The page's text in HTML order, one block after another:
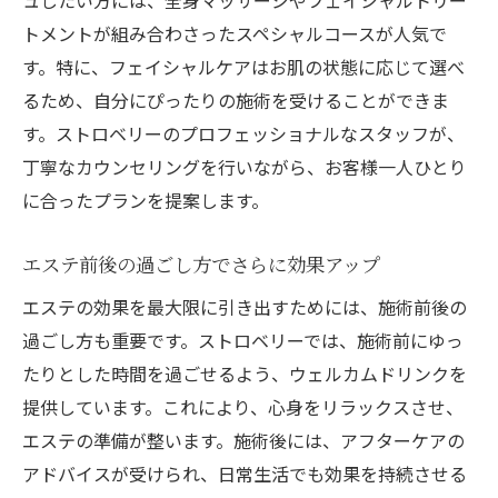
トメントが組み合わさったスペシャルコースが人気で
す。特に、フェイシャルケアはお肌の状態に応じて選べ
るため、自分にぴったりの施術を受けることができま
す。ストロベリーのプロフェッショナルなスタッフが、
丁寧なカウンセリングを行いながら、お客様一人ひとり
に合ったプランを提案します。
エステ前後の過ごし方でさらに効果アップ
エステの効果を最大限に引き出すためには、施術前後の
過ごし方も重要です。ストロベリーでは、施術前にゆっ
たりとした時間を過ごせるよう、ウェルカムドリンクを
提供しています。これにより、心身をリラックスさせ、
エステの準備が整います。施術後には、アフターケアの
アドバイスが受けられ、日常生活でも効果を持続させる